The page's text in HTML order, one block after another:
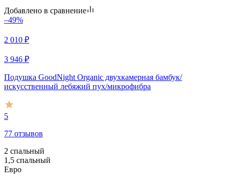
Добавлено в сравнение
–49%
2 010 ₽
3 946 ₽
Подушка GoodNight Organic двухкамерная бамбук/
искусcтвенный лебяжий пух/микрофибра
5
77 отзывов
2 спальный
1,5 спальный
Евро